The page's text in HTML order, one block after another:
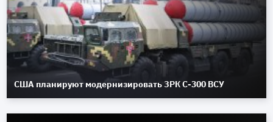
США планируют модернизировать ЗРК С-300 ВСУ